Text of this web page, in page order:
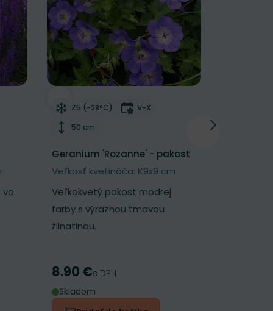
vo
Odober do zoznamu želaní
Mrazuvzdornosť
Z5 (-28°C) Doba kvitnutia
V-X
Výška rastliny
50 cm
Geranium 'Rozanne' - pakost
Veľkosť kvetináča: K9x9 cm
Veľkokvetý pakost modrej
farby s výraznou tmavou
žilnatinou.
Cena
8.90 €s DPH
Skladom